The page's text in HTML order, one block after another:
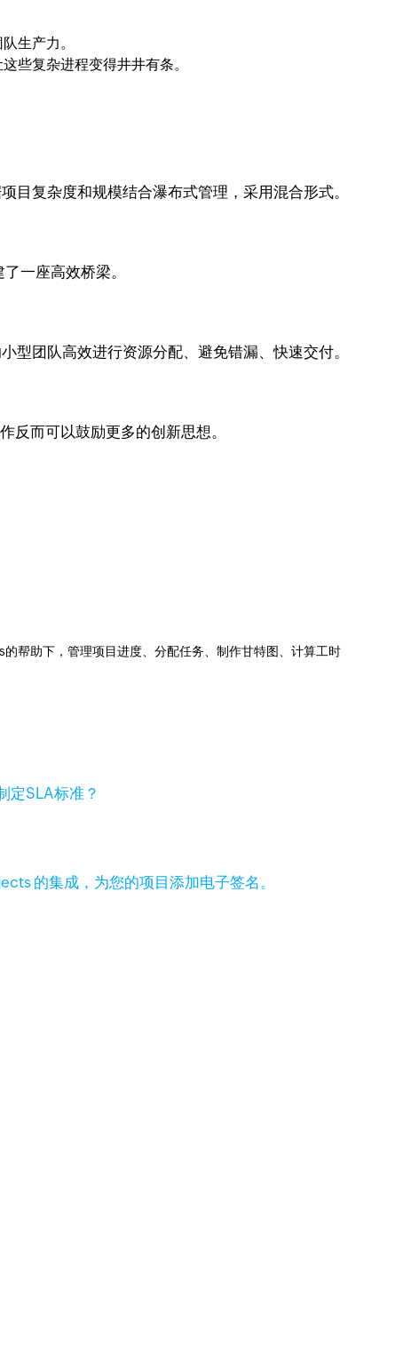
生产力。
些复杂进程变得井井有条。
目复杂度和规模结合瀑布式管理，采用混合形式。
一座高效桥梁。
型团队高效进行资源分配、避免错漏、快速交付。
反而可以鼓励更多的创新思想。
帮助下，管理项目进度、分配任务、制作甘特图、计算工时
定SLA标准？
的集成，为您的项目添加电子签名。